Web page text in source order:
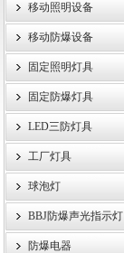
浙江旗本电气有限公司
移动照明设备
移动防爆设备
固定照明灯具
固定防爆灯具
LED三防灯具
工厂灯具
球泡灯
BBJ防爆声光指示灯
防爆电器